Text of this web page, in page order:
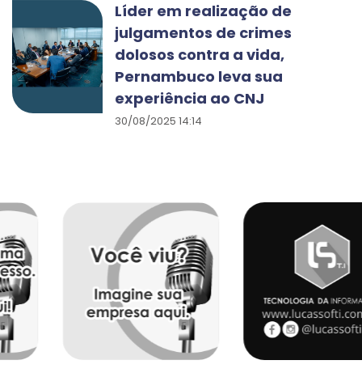
Líder em realização de
julgamentos de crimes
dolosos contra a vida,
Pernambuco leva sua
experiência ao CNJ
30/08/2025 14:14